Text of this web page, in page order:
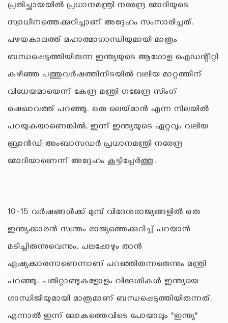
പ്രതിച്ഛായയിൽ പ്രധാനമന്ത്രി നരേന്ദ്ര മോദിയുടെ
സ്വാധീനത്തെക്കുറിച്ചാണ് അദ്ദേഹം സംസാരിച്ചത്.
പഴയകാലത്ത് മഹാത്മാഗാന്ധിയുമായി മാത്രം
ബന്ധപ്പെടുത്തിയിരുന്ന ഇന്ത്യയുടെ ആഗോള ഐഡന്റിറ്റി
കഴിഞ്ഞ പത്തുവർഷത്തിനിടയിൽ വലിയ മാറ്റത്തിന്
വിധേയമായെന്ന് കേന്ദ്ര മന്ത്രി ഗജേന്ദ്ര സിംഗ്
ഷെഖാവത്ത് പറഞ്ഞു. ഒരു ലെയ്‌മാൻ എന്ന നിലയിൽ
പറയുകയാണെങ്കിൽ, ഇന്ന് ഇന്ത്യയുടെ ഏറ്റവും വലിയ
ബ്രാൻഡ് അംബാസഡർ പ്രധാനമന്ത്രി നരേന്ദ്ര
മോദിയാണെന്ന് അദ്ദേഹം കൂട്ടിച്ചേർത്തു.
10-15 വർഷങ്ങൾക്ക് മുമ്പ് വിദേശരാജ്യങ്ങളിൽ ഒരു
ഇന്ത്യക്കാരൻ സ്വന്തം രാജ്യത്തെക്കുറിച്ച് പറയാൻ
മടിച്ചിരുന്നുവെന്നും, പലപ്പോഴും താൻ
ഏഷ്യക്കാരനാണെന്നാണ് പറഞ്ഞിരുന്നതെന്നും മന്ത്രി
പറഞ്ഞു. പതിറ്റാണ്ടുകളോളം വിദേശികൾ ഇന്ത്യയെ
ഗാന്ധിജിയുമായി മാത്രമാണ് ബന്ധപ്പെടുത്തിയിരുന്നത്.
എന്നാൽ ഇന്ന് ലോകത്തെവിടെ പോയാലും "ഇന്ത്യ"